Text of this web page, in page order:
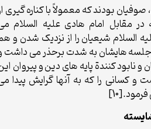
بودند که معمولاً با کناره گیری از
مقابل امام هادی علیه السلام می
شیعیان را از نزدیک شدن و هم
هایشان به شدت برحذر می داشت و
کنندة پایه های دین و پیروان این
کسانی را که به آنها گرایش پیدا می